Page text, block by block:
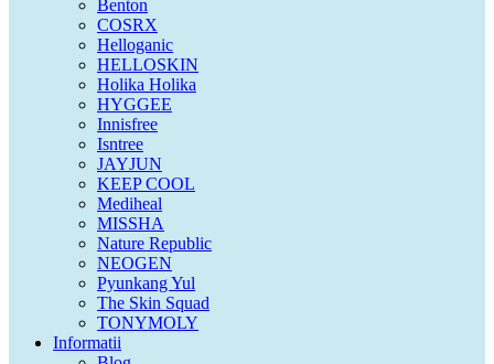
Benton
COSRX
Helloganic
HELLOSKIN
Holika Holika
HYGGEE
Innisfree
Isntree
JAYJUN
KEEP COOL
Mediheal
MISSHA
Nature Republic
NEOGEN
Pyunkang Yul
The Skin Squad
TONYMOLY
Informatii